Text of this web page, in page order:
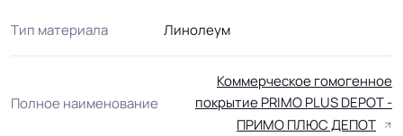
Тип материала Линолеум
Полное наименование
Коммерческое гомогенное
покрытие PRIMO PLUS DEPOT -
ПРИМО ПЛЮС ДЕПОТ